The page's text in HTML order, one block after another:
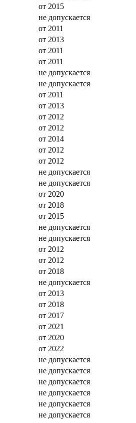
от 2015
не допускается
от 2011
от 2013
от 2011
от 2011
не допускается
не допускается
от 2011
от 2013
от 2012
от 2012
от 2014
от 2012
от 2012
не допускается
не допускается
от 2020
от 2018
от 2015
не допускается
не допускается
от 2012
от 2012
от 2018
не допускается
от 2013
от 2018
от 2017
от 2021
от 2020
от 2022
не допускается
не допускается
не допускается
не допускается
не допускается
не допускается